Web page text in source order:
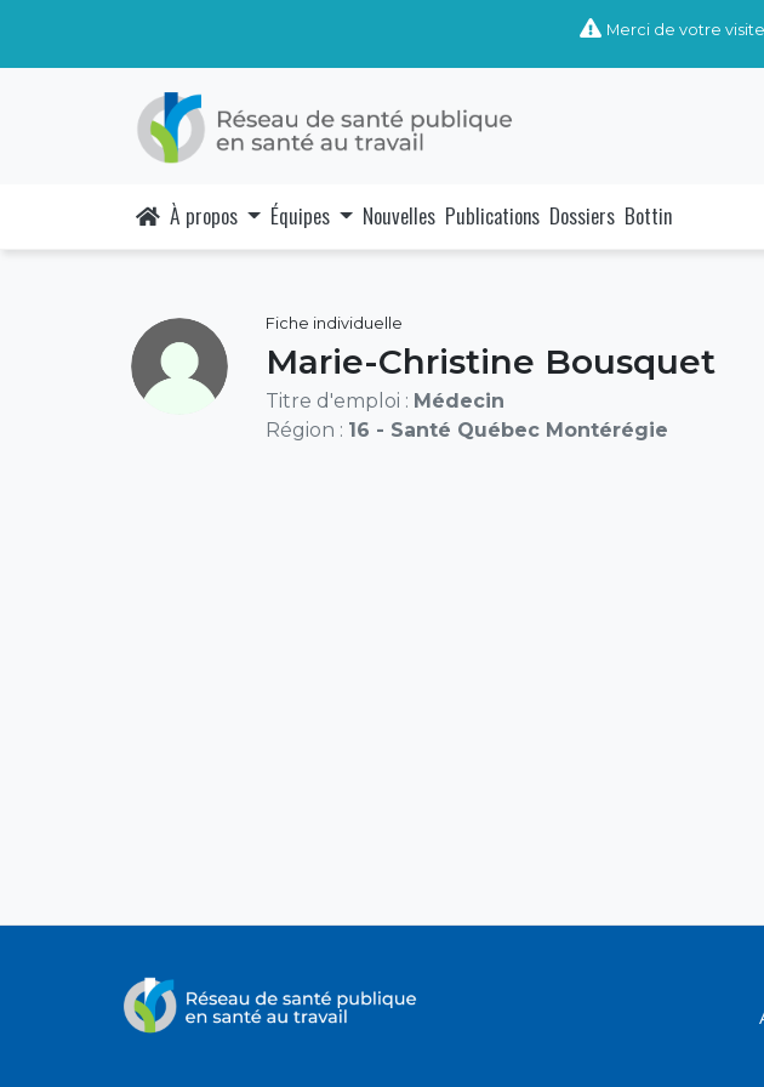
Merci de votre
À propos Équipes Nouvelles Publications Dossiers Bottin
Fiche individuelle
Marie-Christine Bousquet
Titre d'emploi : Médecin
Région : 16 - Santé Québec Montérégie